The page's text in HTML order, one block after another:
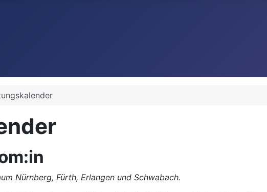
Nürnberg, Fürth, Erlangen und Schwabach.